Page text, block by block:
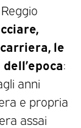
le
:
anni
e propria
assai